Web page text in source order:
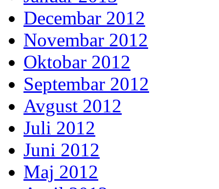
Decembar 2012
Novembar 2012
Oktobar 2012
Septembar 2012
Avgust 2012
Juli 2012
Juni 2012
Maj 2012